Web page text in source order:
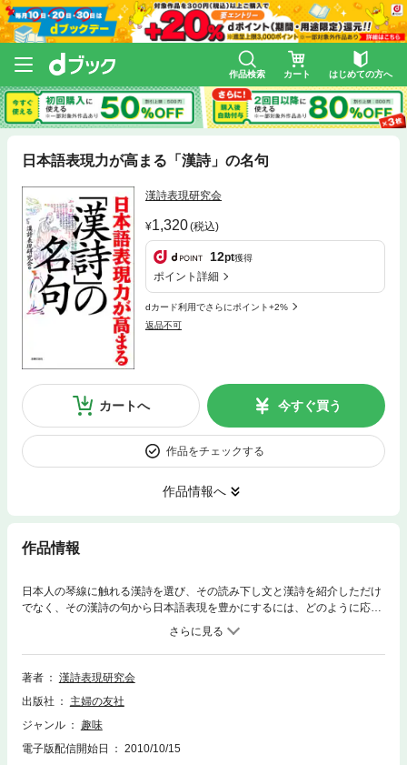
作品検索 カート はじめての方へ
日本語表現力が高まる「漢詩」の名句
漢詩表現研究会
1,320(税込)
12pt獲得
ポイント詳細
dカード利用でさらにポイント+2%
返品不可
カートへ 今すぐ買う
作品をチェックする
作品情報へ
作品情報
日本人の琴線に触れる漢詩を選び、その読み下し文と漢詩を紹介しただけ
でなく、その漢詩の句から日本語表現を豊かにするには、どのように応用
すればいいのかを「使い方」「表現例」として示した。また「関連語」
は、漢詩の句に登場する語彙に関係する言葉を列挙した。
著者
漢詩表現研究会
出版社
主婦の友社
ジャンル
趣味
電子版配信開始日
2010/10/15